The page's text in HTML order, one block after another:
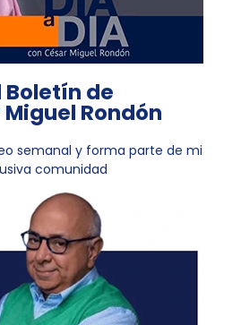
Boletín de
Rondón
semanal y forma parte de mi
comunidad